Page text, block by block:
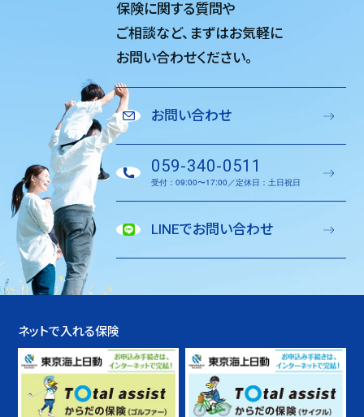
保険に関する質問や
ご相談など、 まずはお気軽に
お問い合わせください。
お問い合わせ
059-340-0511
受付：09:00〜17:00／定休日：土日祝日
LINEでお問い合わせ
ネットで入れる保険